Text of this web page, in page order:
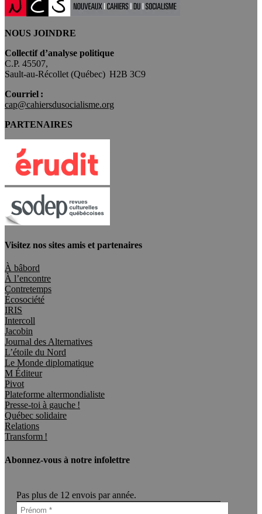
NOUS JOINDRE
Collectif d’analyse politique
C.P. 45507,
Sault-au-Récollet (Québec) H2B 3C9
Courriel :
cap@cahiersdusocialisme.org
PARTENAIRES
Visitez nos sites amis et partenaires
À bâbord
À l’encontre
Contretemps
Écosociété
IRIS
Intercoll
Jacobin
Journal des Alternatives
L’étoile du Nord
Le Monde diplomatique
M Éditeur
Pivot
Plateforme altermondialiste
Presse-toi à gauche !
Québec solidaire
Relations
Transform !
Abonnez-vous à notre infolettre
Pas plus de 12 envois par année.